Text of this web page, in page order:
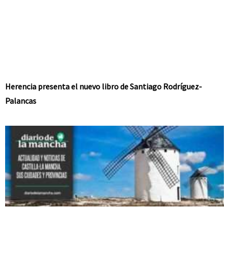
Herencia presenta el nuevo libro de Santiago Rodríguez-
Palancas